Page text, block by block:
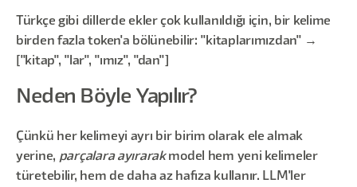
Türkçe gibi dillerde ekler çok kullanıldığı için, bir kelime
birden fazla token'a bölünebilir: "kitaplarımızdan" →
["kitap", "lar", "ımız", "dan"]
Neden Böyle Yapılır?
Çünkü her kelimeyi ayrı bir birim olarak ele almak
yerine, parçalara ayırarakmodel hem yeni kelimeler
türetebilir, hem de daha az hafıza kullanır. LLM'ler